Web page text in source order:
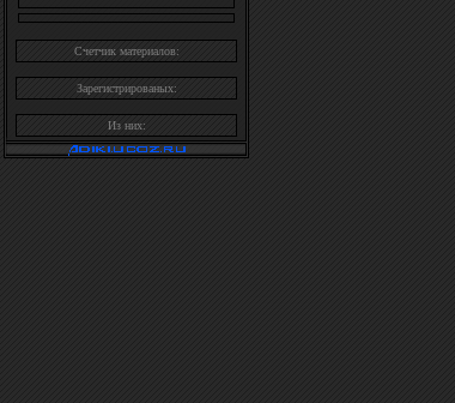
Счетчик материалов:
Зарегистрированых:
Из них: